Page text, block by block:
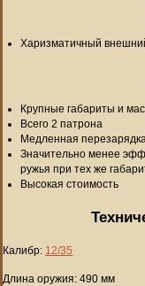
Харизматичный
Крупные габариты и
Всего 2 патрона
Медленная перезарядка
Значительно менее
ружья при тех же
Высокая стоимость
Калибр: 12/35
Длина оружия: 490 мм